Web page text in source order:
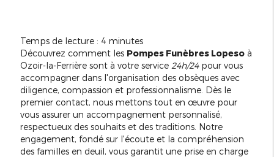
Temps de lecture : 4 minutes
Découvrez comment les Pompes Funèbres Lopesoà
Ozoir-la-Ferrière sont à votre service 24h/24pour vous
accompagner dans l'organisation des obsèques avec
diligence, compassion et professionnalisme. Dès le
premier contact, nous mettons tout en œuvre pour
vous assurer un accompagnement personnalisé,
respectueux des souhaits et des traditions. Notre
engagement, fondé sur l'écoute et la compréhension
des familles en deuil, vous garantit une prise en charge